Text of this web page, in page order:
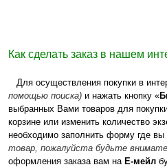
Как сделать заказ в нашем
Для осуществления покупки в
помощью поиска) и нажать кнопку «
выбранных Вами товаров для
корзине или изменить количество
необходимо заполнить форму где
товар, пожалуйста будьте
оформления заказа вам на Е-мейл